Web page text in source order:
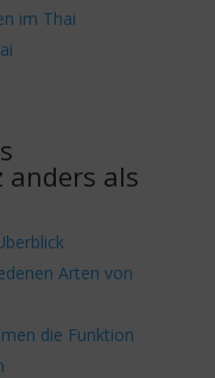
im Thai
anders als
Arten von
die Funktion